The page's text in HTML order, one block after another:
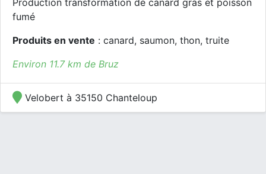
Production transformation de canard gras et poisson
fumé
Produits en vente : canard, saumon, thon, truite
Environ 11.7 km de Bruz
Velobert à 35150 Chanteloup